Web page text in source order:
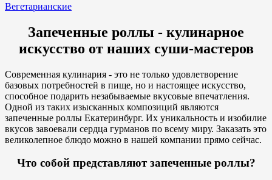
Вегетарианские
Запеченные роллы - кулинарное
искусство от наших суши-мастеров
Современная кулинария - это не только удовлетворение
базовых потребностей в пище, но и настоящее искусство,
способное подарить незабываемые вкусовые впечатления.
Одной из таких изысканных композиций являются
запеченные роллы Екатеринбург. Их уникальность и изобилие
вкусов завоевали сердца гурманов по всему миру. Заказать это
великолепное блюдо можно в нашей компании прямо сейчас.
Что собой представляют запеченные роллы?